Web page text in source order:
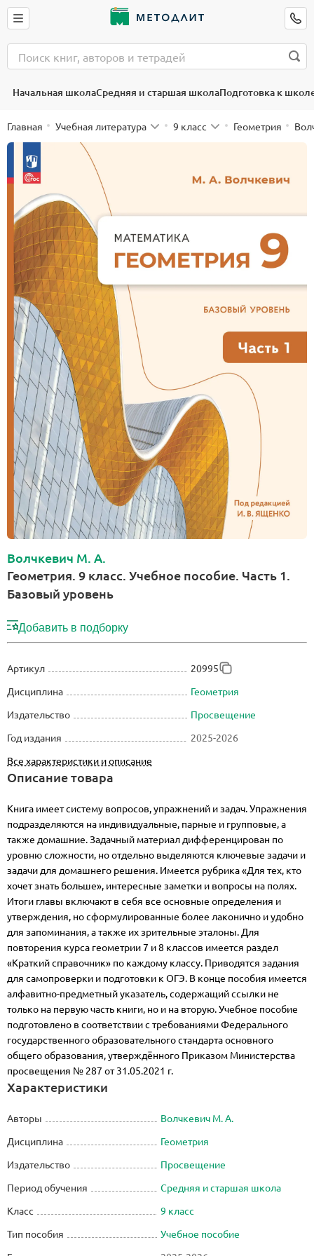
Начальная школаСредняя и старшая школаПодготовка к
Главная Учебная литература 9 класс Геометрия
Волчкевич М. А.
Геометрия. 9 класс. Учебное пособие. Часть 1.
Базовый уровень
Добавить в подборку
Артикул
20995
Дисциплина
Геометрия
Издательство
Просвещение
Год издания
2025-2026
Все характеристики и описание
Описание товара
Книга имеет систему вопросов, упражнений и задач. Упражнения
подразделяются на индивидуальные, парные и групповые, а
также домашние. Задачный материал дифференцирован по
уровню сложности, но отдельно выделяются ключевые задачи и
задачи для домашнего решения. Имеется рубрика «Для тех, кто
хочет знать больше», интересные заметки и вопросы на полях.
Итоги главы включают в себя все основные определения и
утверждения, но сформулированные более лаконично и удобно
для запоминания, а также их зрительные эталоны. Для
повторения курса геометрии 7 и 8 классов имеется раздел
«Краткий справочник» по каждому классу. Приводятся задания
для самопроверки и подготовки к ОГЭ. В конце пособия имеется
алфавитно-предметный указатель, содержащий ссылки не
только на первую часть книги, но и на вторую. Учебное пособие
подготовлено в соответствии с требованиями Федерального
государственного образовательного стандарта основного
общего образования, утверждённого Приказом Министерства
просвещения № 287 от 31.05.2021 г.
Характеристики
Авторы
Волчкевич М. А.
Дисциплина
Геометрия
Издательство
Просвещение
Период обучения
Средняя и старшая школа
Класс
9 класс
Тип пособия
Учебное пособие